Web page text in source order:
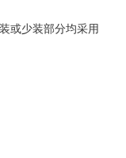
或少装部分均采用